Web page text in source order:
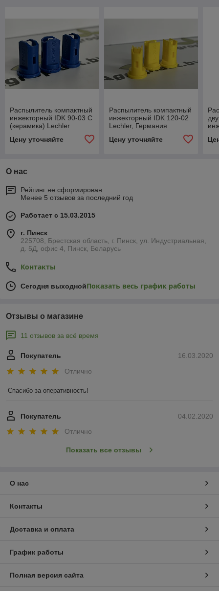
Распылитель компактный
инжекторный IDK 90-03 С
(керамика) Lechler
Цену уточняйте
Распылитель компактный
инжекторный IDK 120-02
Lechler, Германия
Цену уточняйте
О нас
Рейтинг не сформирован
Менее 5 отзывов за последний год
Работает с 15.03.2015
г. Пинск
225708, Брестская область, г. Пинск, ул. Индустриальная,
д. 5Д, офис 4, Пинск, Беларусь
Контакты
Сегодня выходнойПоказать весь график работы
Отзывы о магазине
11 отзывов за всё время
16.03.2020
Покупатель
Отлично
Спасибо за оперативность!
04.02.2020
Покупатель
Отлично
Показать все отзывы
О нас
Контакты
Доставка и оплата
График работы
Полная версия сайта